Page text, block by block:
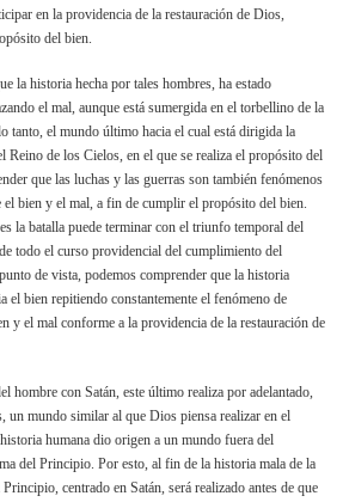
en la providencia de la restauración de Dios,
del bien.
la historia hecha por tales hombres, ha estado
el mal, aunque está sumergida en el torbellino de la
tanto, el mundo último hacia el cual está dirigida la
Reino de los Cielos, en el que se realiza el propósito del
que las luchas y las guerras son también fenómenos
el bien y el mal, a fin de cumplir el propósito del bien.
la batalla puede terminar con el triunfo temporal del
todo el curso providencial del cumplimiento del
de vista, podemos comprender que la historia
el bien repitiendo constantemente el fenómeno de
y el mal conforme a la providencia de la restauración de
hombre con Satán, este último realiza por adelantado,
un mundo similar al que Dios piensa realizar en el
humana dio origen a un mundo fuera del
del Principio. Por esto, al fin de la historia mala de la
centrado en Satán, será realizado antes de que